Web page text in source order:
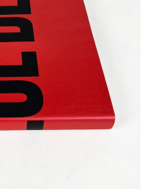
グッド図鑑
JOURNAL
のYouTube
#AH.H
#MUSIC
#OUTDOOR